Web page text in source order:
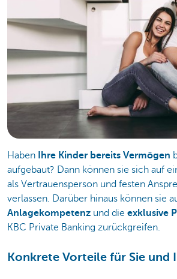
Haben Ihre Kinder bereits Vermögen
aufgebaut? Dann können sie sich auf
als Vertrauensperson und festen
verlassen. Darüber hinaus können sie
Anlagekompetenz und die exklusive
KBC Private Banking zurückgreifen.
Konkrete Vorteile für Sie und